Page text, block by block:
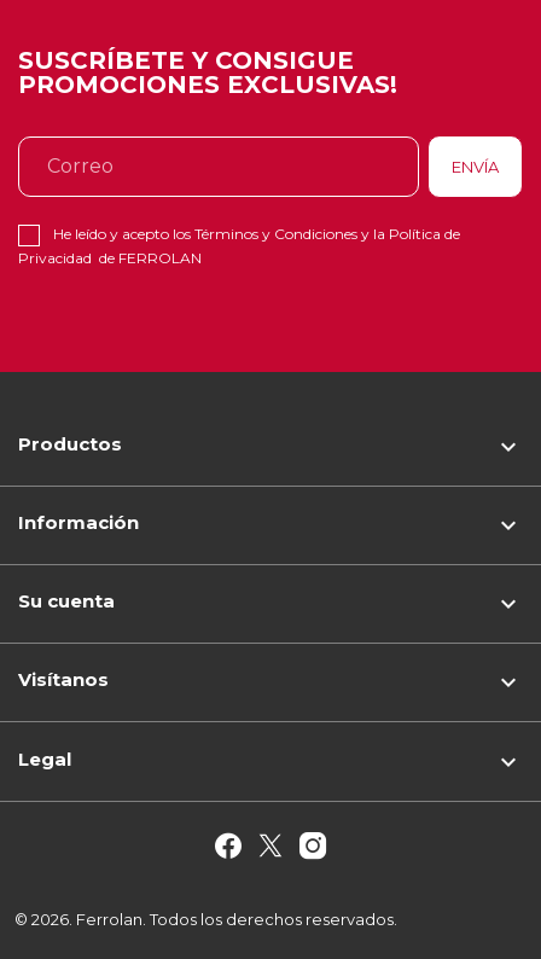
SUSCRÍBETE Y CONSIGUE
PROMOCIONES EXCLUSIVAS!
He leído y acepto los Términos y Condiciones y la Política de
Privacidad de FERROLAN
Productos 
Información 
Su cuenta 
Visítanos keyboard_arrow_down
© 2026. Ferrolan. Todos los derechos reservados.
Legal 